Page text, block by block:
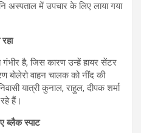
अस्पताल में उपचार के लिए लाया गया
गंभीर है, जिस कारण उन्हें हायर सेंटर
बोलेरो वाहन चालक को नींद की
यात्री कुनाल, राहुल, दीपक शर्मा
हैं।
ब्लैक स्पाट